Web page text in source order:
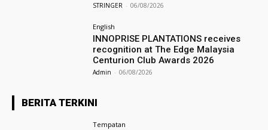
STRINGER - 06/08/2026
English
INNOPRISE PLANTATIONS receives
recognition at The Edge Malaysia
Centurion Club Awards 2026
Admin - 06/08/2026
BERITA TERKINI
Tempatan